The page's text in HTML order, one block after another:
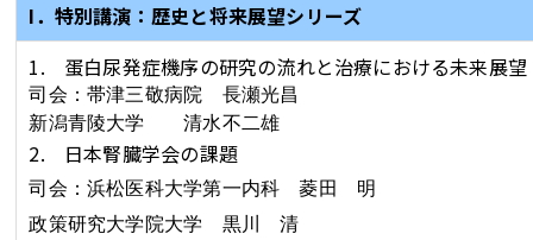
I．特別講演：歴史と将来展望シリーズ
1. 蛋白尿発症機序の研究の流れと治療における未来展望
司会：帯津三敬病院 長瀬光昌
新潟青陵大学
清水不二雄
2. 日本腎臓学会の課題
司会：浜松医科大学第一内科 菱田 明
政策研究大学院大学
黒川 清